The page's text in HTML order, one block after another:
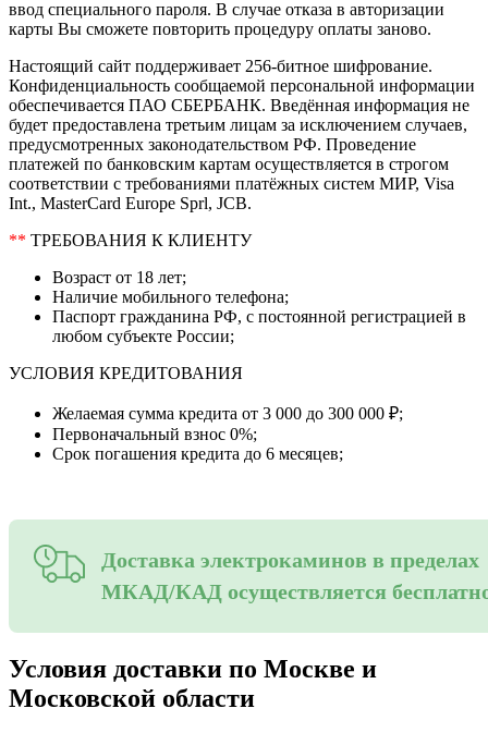
ввод специального пароля. В случае отказа в авторизации
карты Вы сможете повторить процедуру оплаты заново.
Настоящий сайт поддерживает 256-битное шифрование.
Конфиденциальность сообщаемой персональной информации
обеспечивается ПАО СБЕРБАНК. Введённая информация не
будет предоставлена третьим лицам за исключением случаев,
предусмотренных законодательством РФ. Проведение
платежей по банковским картам осуществляется в строгом
соответствии с требованиями платёжных систем МИР, Visa
Int., MasterCard Europe Sprl, JCB.
** ТРЕБОВАНИЯ К КЛИЕНТУ
Возраст от 18 лет;
Наличие мобильного телефона;
Паспорт гражданина РФ, с постоянной регистрацией в
любом субъекте России;
УСЛОВИЯ КРЕДИТОВАНИЯ
Желаемая сумма кредита от 3 000 до 300 000 ₽;
Первоначальный взнос 0%;
Срок погашения кредита до 6 месяцев;
Доставка электрокаминов в пределах
МКАД/КАД осуществляется
Условия доставки по Москве и
Московской области